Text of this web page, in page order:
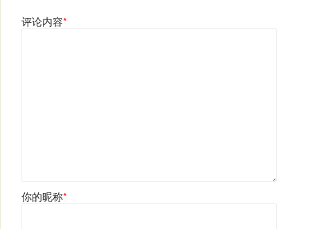
评论内容*
你的昵称*